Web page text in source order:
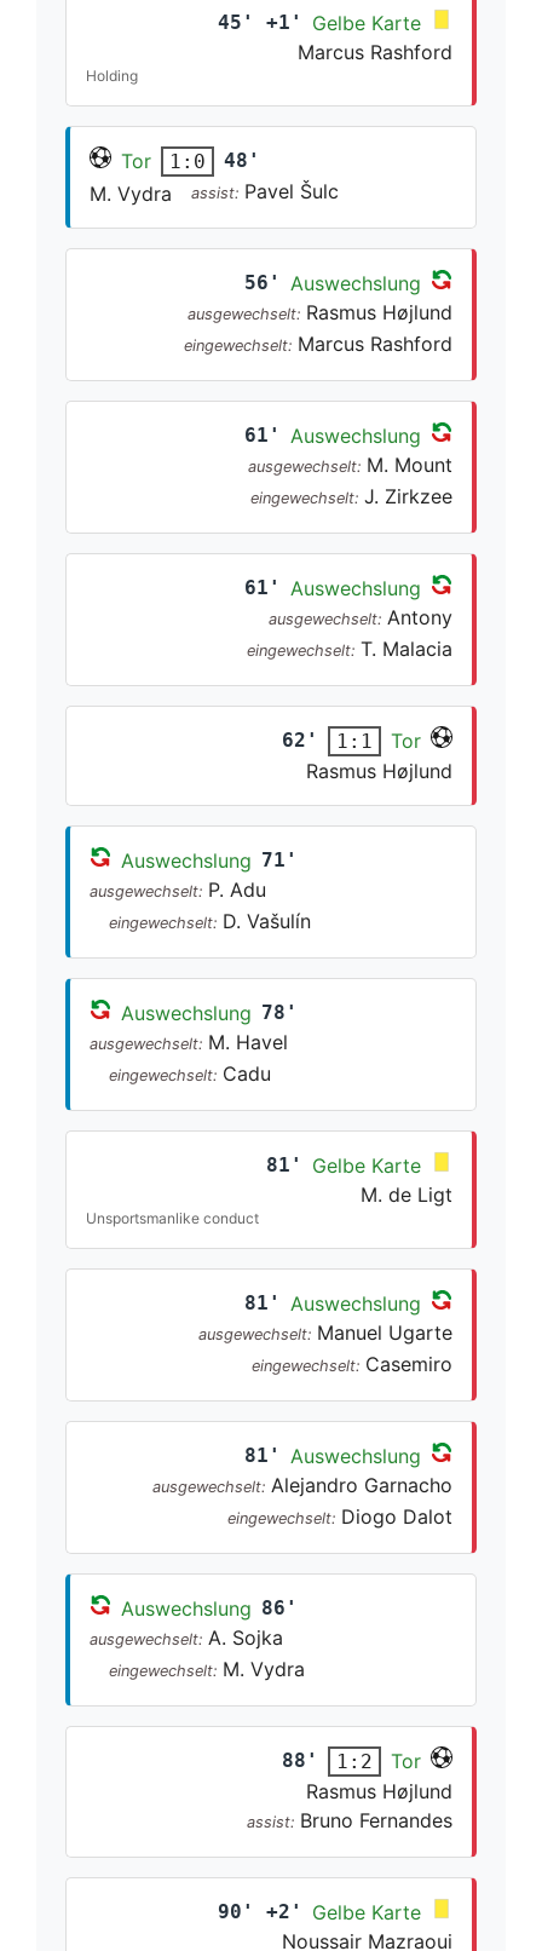
45' +1'
Gelbe Karte
Marcus Rashford
Holding
Tor 1:0 48'
M. Vydra assist: Pavel Šulc
56' Auswechslung
ausgewechselt: Rasmus Højlund
eingewechselt: Marcus Rashford
61' Auswechslung
ausgewechselt: M. Mount
eingewechselt: J. Zirkzee
61' Auswechslung
ausgewechselt: Antony
eingewechselt: T. Malacia
62' 1:1
Tor
Rasmus Højlund
Auswechslung 71'
ausgewechselt: P. Adu
eingewechselt: D. Vašulín
Auswechslung 78'
ausgewechselt: M. Havel
eingewechselt: Cadu
81'
Gelbe Karte
M. de Ligt
Unsportsmanlike conduct
81' Auswechslung
ausgewechselt: Manuel Ugarte
eingewechselt: Casemiro
81' Auswechslung
ausgewechselt: Alejandro Garnacho
eingewechselt: Diogo Dalot
Auswechslung 86'
ausgewechselt: A. Sojka
eingewechselt: M. Vydra
88' 1:2
Tor
Rasmus Højlund
assist: Bruno Fernandes
90' +2'
Gelbe Karte
Noussair Mazraoui